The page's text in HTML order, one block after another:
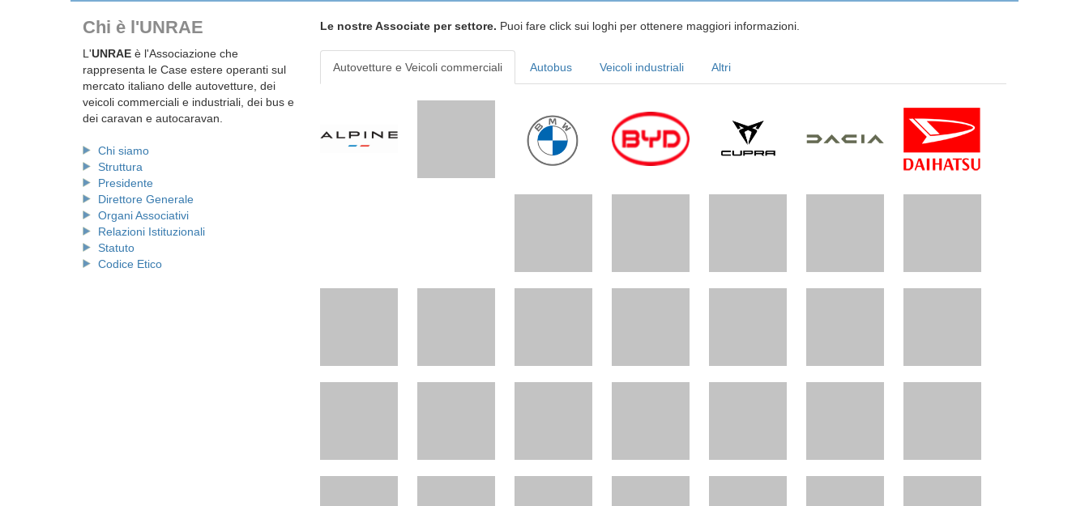
Chi è l'UNRAE
L'UNRAE è l'Associazione che
rappresenta le Case estere operanti sul
mercato italiano delle autovetture, dei
veicoli commerciali e industriali, dei bus e
dei caravan e autocaravan.
Chi siamo
Struttura
Presidente
Direttore Generale
Organi Associativi
Relazioni Istituzionali
Statuto
Codice Etico
Le nostre Associate per settore. Puoi fare click sui loghi per ottenere maggiori informazioni.
Autovetture e Veicoli commerciali Autobus Veicoli industriali Altri